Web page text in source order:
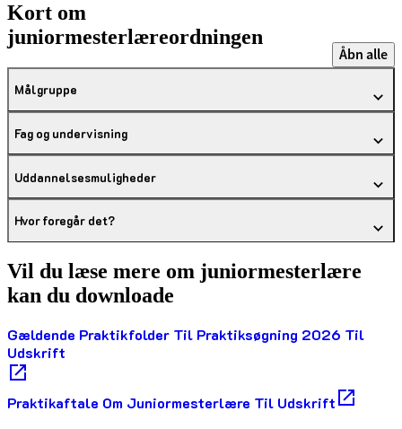
Kort om
juniormesterlæreordningen
Åbn alle
Målgruppe
Fag og undervisning
Uddannelsesmuligheder
Hvor foregår det?
Vil du læse mere om juniormesterlære
kan du downloade
Gældende Praktikfolder Til Praktiksøgning 2026 Til
Udskrift
Praktikaftale Om Juniormesterlære Til Udskrift